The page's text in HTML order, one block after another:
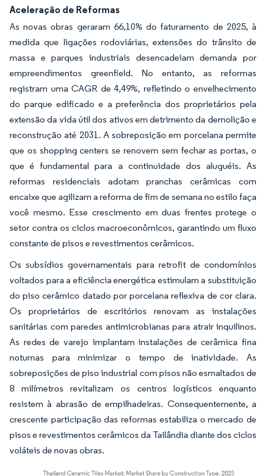
Aceleração de Reformas
As novas obras geraram 66,10% do faturamento de 2025, à
medida que ligações rodoviárias, extensões do trânsito de
massa e parques industriais desencadeiam demanda por
empreendimentos greenfield. No entanto, as reformas
registram uma CAGR de 4,49%, refletindo o envelhecimento
do parque edificado e a preferência dos proprietários pela
extensão da vida útil dos ativos em detrimento da demolição e
reconstrução até 2031. A sobreposição em porcelana permite
que os shopping centers se renovem sem fechar as portas, o
que é fundamental para a continuidade dos aluguéis. As
reformas residenciais adotam pranchas cerâmicas com
encaixe que agilizam a reforma de fim de semana no estilo faça
você mesmo. Esse crescimento em duas frentes protege o
setor contra os ciclos macroeconômicos, garantindo um fluxo
constante de pisos e revestimentos cerâmicos.
Os subsídios governamentais para retrofit de condomínios
voltados para a eficiência energética estimulam a substituição
do piso cerâmico datado por porcelana reflexiva de cor clara.
Os proprietários de escritórios renovam as instalações
sanitárias com paredes antimicrobianas para atrair inquilinos.
As redes de varejo implantam instalações de cerâmica fina
noturnas para minimizar o tempo de inatividade. As
sobreposições de piso industrial com pisos não esmaltados de
8 milímetros revitalizam os centros logísticos enquanto
resistem à abrasão de empilhadeiras. Consequentemente, a
crescente participação das reformas estabiliza o mercado de
pisos e revestimentos cerâmicos da Tailândia diante dos ciclos
voláteis de novas obras.